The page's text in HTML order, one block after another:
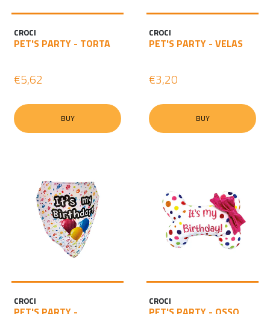
CROCI
PET'S PARTY - TORTA
€5,62
BUY
CROCI
PET'S PARTY - VELAS
€3,20
BUY
CROCI CROCI